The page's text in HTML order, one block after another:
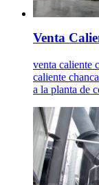
Venta
venta caliente
caliente
a la planta de